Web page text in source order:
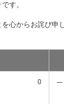
す。
心からお詫び申
0